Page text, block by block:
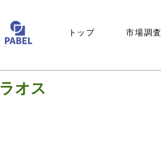
トップ 市場調査
ラオス